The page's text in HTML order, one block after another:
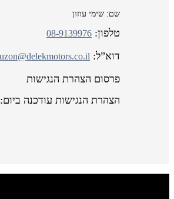
שם: שימי עוזון
טלפון: 08-9139976
דוא”ל:
פרסום הצהרת הנגישות
הצהרת הנגישות עודכנה ביום: 09.12.2025